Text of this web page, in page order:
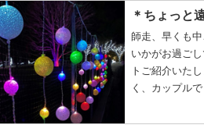
＊ちょっと
師走、早くも
いかがお過ご
トご紹介いた
く、カップル